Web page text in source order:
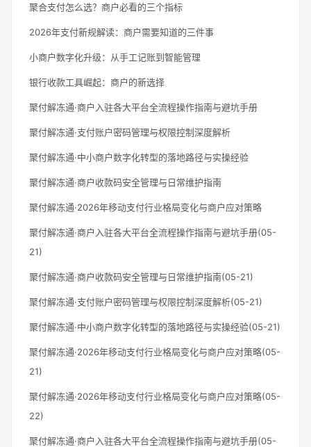
聚合支付怎么选？商户必看的三个指标
2026年支付新规解读：商户需要知道的三件事
小商户数字化升级：从手工记账到智能管理
银行收款工具崛起：商户的新选择
聚付解冻通·商户入驻各大平台全流程操作指南与避坑手册
聚付解冻通·支付账户密码管理与权限控制深度解析
聚付解冻通·中小商户数字化转型的落地路径与实操经验
聚付解冻通·商户收款码安全管理与日常维护指南
聚付解冻通·2026年移动支付行业格局变化与商户应对策略
聚付解冻通·商户入驻各大平台全流程操作指南与避坑手册(05-
21)
聚付解冻通·商户收款码安全管理与日常维护指南(05-21)
聚付解冻通·支付账户密码管理与权限控制深度解析(05-21)
聚付解冻通·中小商户数字化转型的落地路径与实操经验(05-21)
聚付解冻通·2026年移动支付行业格局变化与商户应对策略(05-
21)
聚付解冻通·2026年移动支付行业格局变化与商户应对策略(05-
22)
聚付解冻通·商户入驻各大平台全流程操作指南与避坑手册(05-